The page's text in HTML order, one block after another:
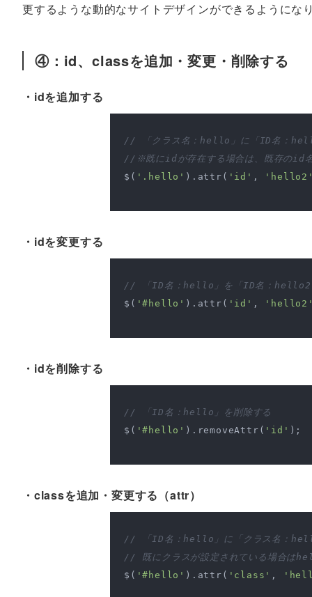
更するような動的なサイトデザインができるようにな
④：id、classを追加・変更・削除する
・idを追加する
// 「クラス名：hello」に「ID名：
//※既にidが存在する場合は、既存のid
$( '.hello' ).attr( 'id' ,
・idを変更する
// 「ID名：hello」を「ID名：hello2
$( '#hello' ).attr( 'id' ,
・idを削除する
// 「ID名：hello」を削除する
$( '#hello' ).removeAttr( 'id' );
・classを追加・変更する（attr）
// 「ID名：hello」に「クラス名：
// 既にクラスが設定されている場合は
$( '#hello' ).attr( 'class' ,